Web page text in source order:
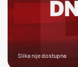
Slika nije dostupna